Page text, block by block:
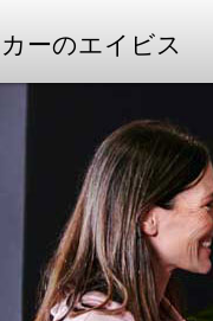
ーのエイビス